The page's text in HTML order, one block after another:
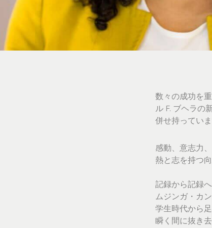
数々の成功を
ル F. ブヘラの
併せ持っていま
感動、意志力
熱と志を持つ
記録から記録へ
ムジンガ・カ
学生時代から
瞬く間に抜き